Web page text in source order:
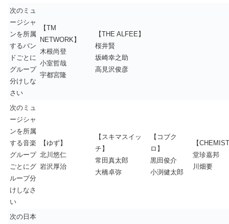
次のミュ
ージシャ
ンを所属
するバン
ドごとに
グループ
分けしな
さい
【TM
NETWORK】
木根尚登
小室哲哉
宇都宮隆
【THE ALFEE】
桜井賢
坂崎幸之助
高見沢俊彦
次のミュ
ージシャ
ンを所属
する音楽
グループ
ごとにグ
ループ分
けしなさ
い
【ゆず】
北川悠仁
岩沢厚治
【スキマスイッ
チ】
常田真太郎
大橋卓弥
【コブク
ロ】
黒田俊介
小渕健太郎
【
堂珍嘉邦
川畑要
次の日本